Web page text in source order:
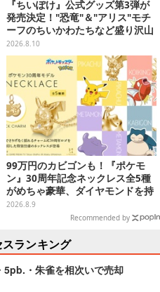
『ちいぽけ』公式グッズ第3弾が
発売決定！"恐竜"＆"アリス"モチ
ーフのちいかわたちなど盛り沢山
ーポップアップストアを全国5箇
所で開催
2026.8.10
99万円のカビゴンも！『ポケモ
ン』30周年記念ネックレス全5種
がめちゃ豪華、ダイヤモンドを持
ったピカチュウやコイキング
2026.8.9
Recommended by
ランキング
5pb.・朱雀を相次いで売却